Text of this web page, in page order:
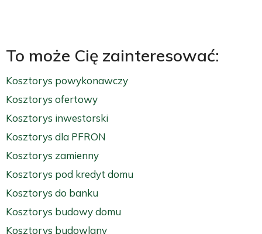
To może Cię zainteresować:
Kosztorys powykonawczy
Kosztorys ofertowy
Kosztorys inwestorski
Kosztorys dla PFRON
Kosztorys zamienny
Kosztorys pod kredyt domu
Kosztorys do banku
Kosztorys budowy domu
Kosztorys budowlany